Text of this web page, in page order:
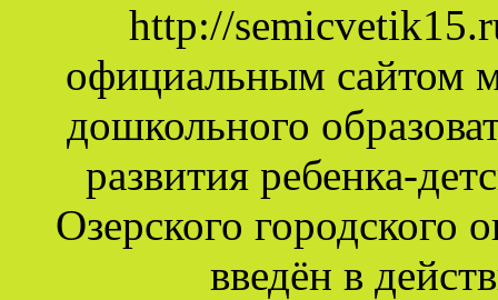
http://
официальным сайтом
дошкольного
развития ребенка-
Озерского городского
введён в